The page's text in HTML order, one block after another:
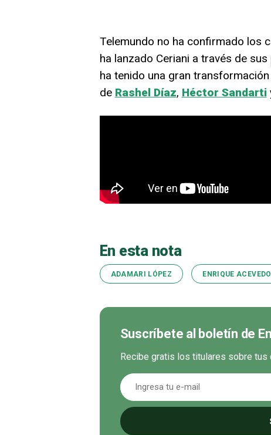
Telemundo no ha confirmado los
ha lanzado Ceriani a través de
ha tenido una gran
de Rashel Díaz, Héctor Sandarti
En esta nota
ADAMARI LÓPEZ ENRIQUE ACEVEDO
Suscríbete al boletín de
Recibe gratis los titulares sobre